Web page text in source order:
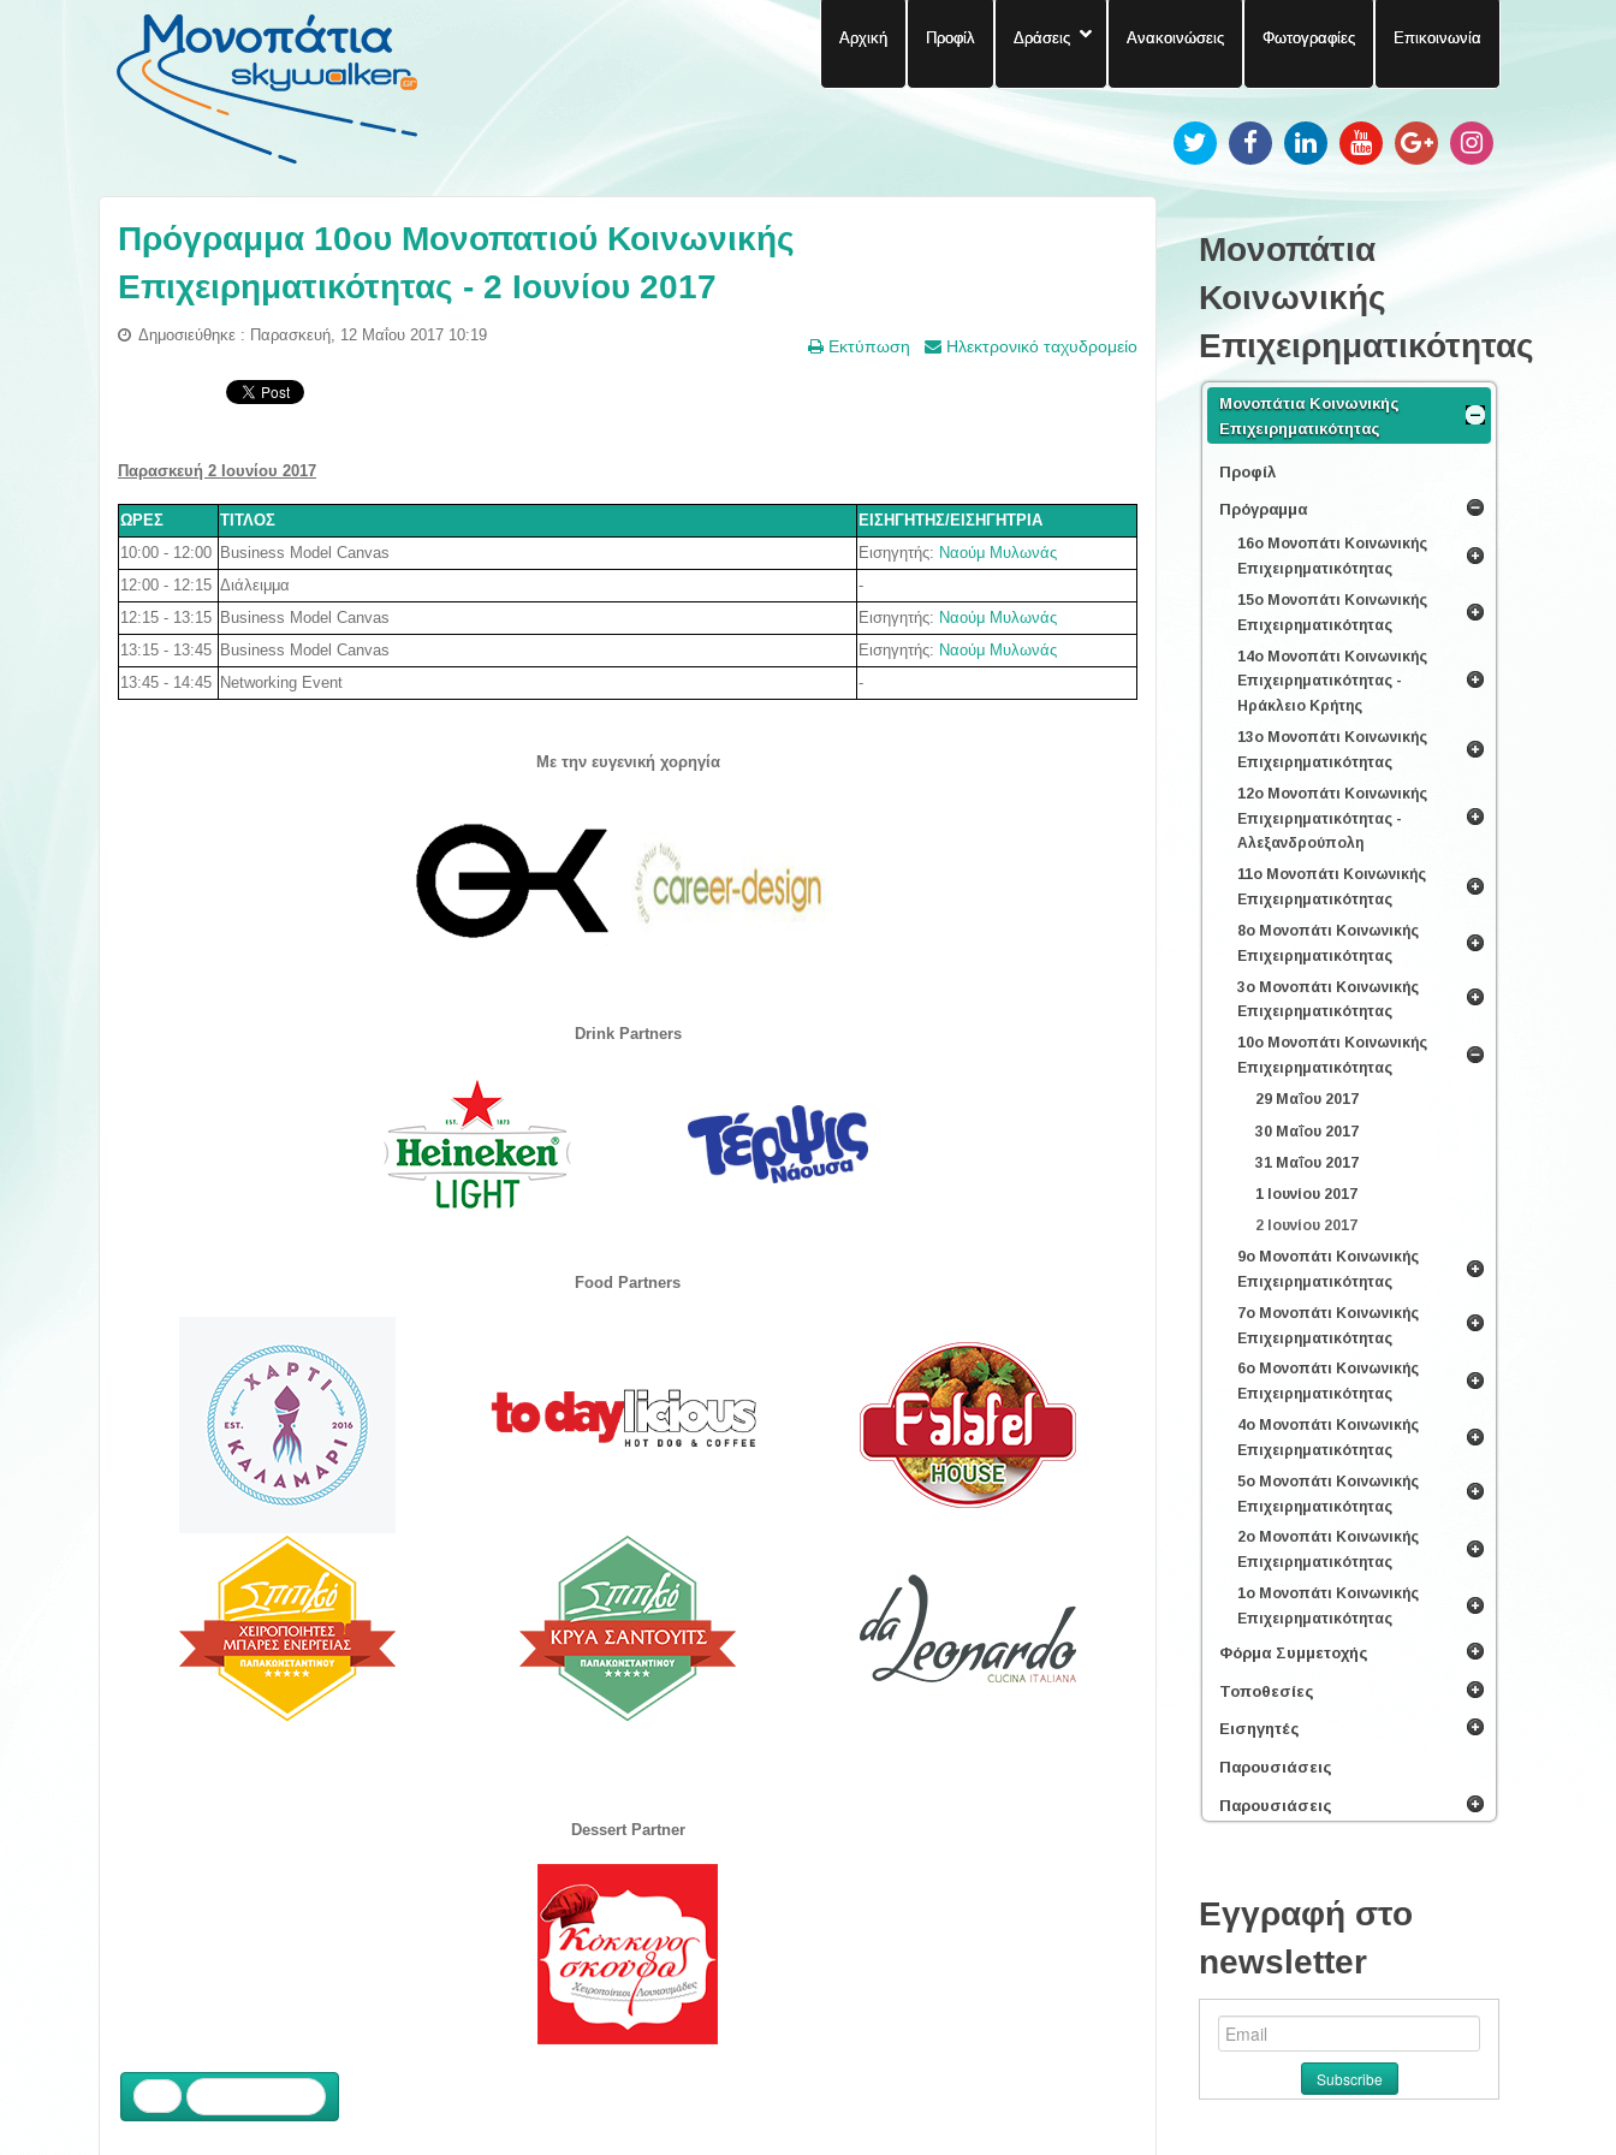
Αρχική Προφίλ Δράσεις Ανακοινώσεις Φωτογραφίες Επικοινωνία
Πρόγραμμα 10ου Μονοπατιού Κοινωνικής
Επιχειρηματικότητας - 2 Ιουνίου 2017
Εκτύπωση Ηλεκτρονικό ταχυδρομείο
Δημοσιεύθηκε : Παρασκευή, 12 Μαΐου 2017 10:19
Παρασκευή 2 Ιουνίου 2017
ΩΡΕΣ ΤΙΤΛΟΣ
ΕΙΣΗΓΗΤΗΣ/ΕΙΣΗΓΗΤΡΙΑ
10:00 - 12:00
Business Model Canvas Εισηγητής: Ναούμ Μυλωνάς
12:00 - 12:15 Διάλειμμα
-
12:15 - 13:15 Business Model Canvas Εισηγητής: Ναούμ Μυλωνάς
13:15 - 13:45 Business Model Canvas Εισηγητής: Ναούμ Μυλωνάς
13:45 - 14:45 Networking Event -
Με την ευγενική χορηγία
Drink Partners
Food Partners
Dessert Partner
Μονοπάτια
Κοινωνικής
Επιχειρηματικότητας
Μονοπάτια Κοινωνικής
Επιχειρηματικότητας
Προφίλ
Πρόγραμμα
16ο Μονοπάτι Κοινωνικής
Επιχειρηματικότητας
15ο Μονοπάτι Κοινωνικής
Επιχειρηματικότητας
14ο Μονοπάτι Κοινωνικής
Επιχειρηματικότητας -
Ηράκλειο Κρήτης
13ο Μονοπάτι Κοινωνικής
Επιχειρηματικότητας
12ο Μονοπάτι Κοινωνικής
Επιχειρηματικότητας -
Αλεξανδρούπολη
11ο Μονοπάτι Κοινωνικής
Επιχειρηματικότητας
8ο Μονοπάτι Κοινωνικής
Επιχειρηματικότητας
3ο Μονοπάτι Κοινωνικής
Επιχειρηματικότητας
10ο Μονοπάτι Κοινωνικής
Επιχειρηματικότητας
29 Μαΐου 2017
30 Μαΐου 2017
31 Μαΐου 2017
1 Ιουνίου 2017
2 Ιουνίου 2017
9ο Μονοπάτι Κοινωνικής
Επιχειρηματικότητας
7ο Μονοπάτι Κοινωνικής
Επιχειρηματικότητας
6ο Μονοπάτι Κοινωνικής
Επιχειρηματικότητας
4ο Μονοπάτι Κοινωνικής
Επιχειρηματικότητας
5ο Μονοπάτι Κοινωνικής
Επιχειρηματικότητας
2ο Μονοπάτι Κοινωνικής
Επιχειρηματικότητας
1ο Μονοπάτι Κοινωνικής
Επιχειρηματικότητας
Φόρμα Συμμετοχής
Τοποθεσίες
Εισηγητές
Παρουσιάσεις
Παρουσιάσεις
Εγγραφή στο
newsletter